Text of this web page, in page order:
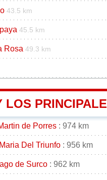
43.5 km
45.5 km
Rosa 49.3 km
LOS
de Porres : 974 km
Del Triunfo : 956 km
de Surco : 962 km